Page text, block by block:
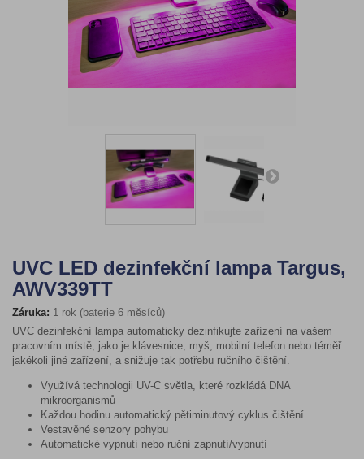
UVC LED dezinfekční lampa Targus,
AWV339TT
Záruka: 1 rok (baterie 6 měsíců)
UVC dezinfekční lampa automaticky dezinfikujte zařízení na vašem
pracovním místě, jako je klávesnice, myš, mobilní telefon nebo téměř
jakékoli jiné zařízení, a snižuje tak potřebu ručního čištění.
Využívá technologii UV-C světla, které rozkládá DNA
mikroorganismů
Každou hodinu automatický pětiminutový cyklus čištění
Vestavěné senzory pohybu
Automatické vypnutí nebo ruční zapnutí/vypnutí